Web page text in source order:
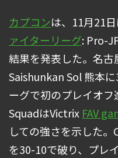
カプコンは、11月21
ァイターリーグ: Pro-
結果を発表した。名古
Saishunkan Sol 熊本
ーグで初のプレイオ
SquadはVictrix FAV
しての強さを示した。
を30-10で破り、プレ